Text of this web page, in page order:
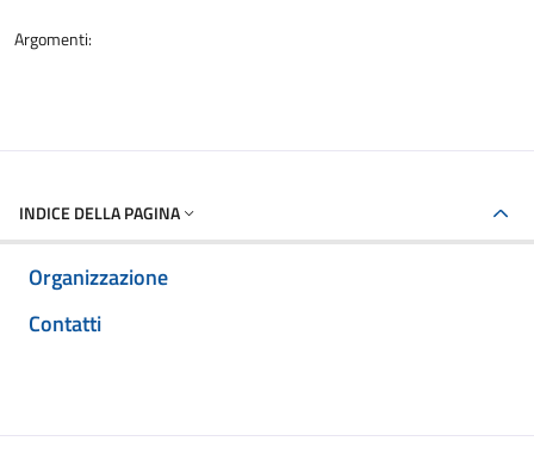
Argomenti:
INDICE DELLA PAGINA
Organizzazione
Contatti